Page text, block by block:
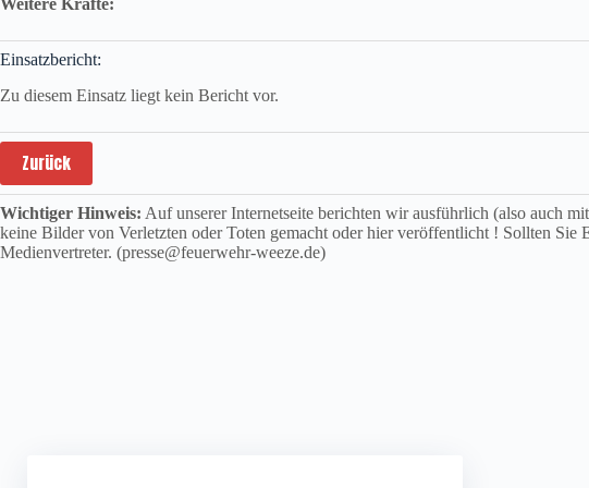
Weitere Kräfte:
Einsatzbericht:
Zu diesem Einsatz liegt kein Bericht vor.
Zurück
Wichtiger Hinweis: Auf unserer Internetseite berichten wir ausführlich (also auch
keine Bilder von Verletzten oder Toten gemacht oder hier veröffentlicht ! Sollten Sie
Medienvertreter. (presse@feuerwehr-weeze.de)